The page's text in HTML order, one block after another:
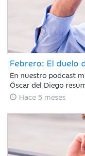
Febrero: El duelo
En nuestro podcast
Óscar del Diego
financiero durante un
rotación fuera de EE.
te la has perdido.
Hace 5 meses